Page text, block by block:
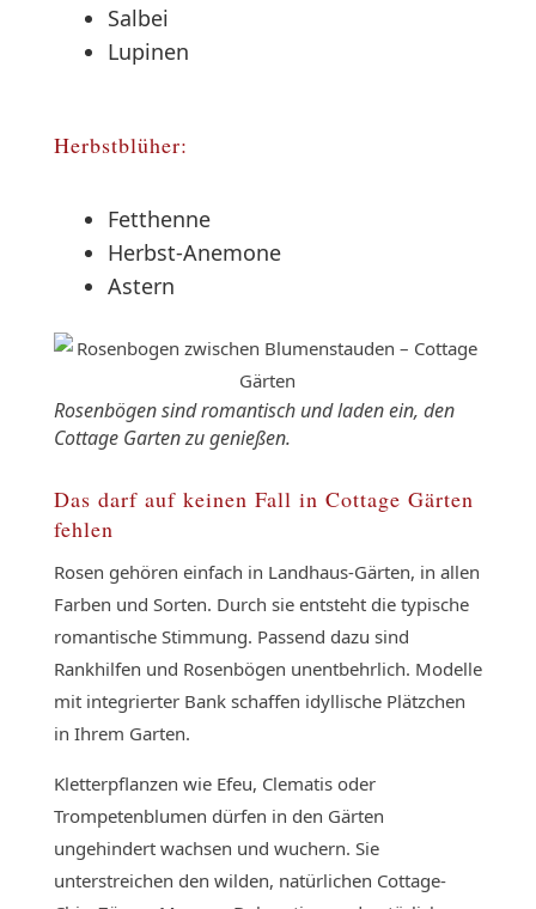
Salbei
Lupinen
Herbstblüher:
Fetthenne
Herbst-Anemone
Astern
Rosenbögen sind romantisch und laden ein, den
Cottage Garten zu genießen.
Das darf auf keinen Fall in Cottage Gärten
fehlen
Rosen gehören einfach in Landhaus-Gärten, in allen
Farben und Sorten. Durch sie entsteht die typische
romantische Stimmung. Passend dazu sind
Rankhilfen und Rosenbögen unentbehrlich. Modelle
mit integrierter Bank schaffen idyllische Plätzchen
in Ihrem Garten.
Kletterpflanzen wie Efeu, Clematis oder
Trompetenblumen dürfen in den Gärten
ungehindert wachsen und wuchern. Sie
unterstreichen den wilden, natürlichen Cottage-